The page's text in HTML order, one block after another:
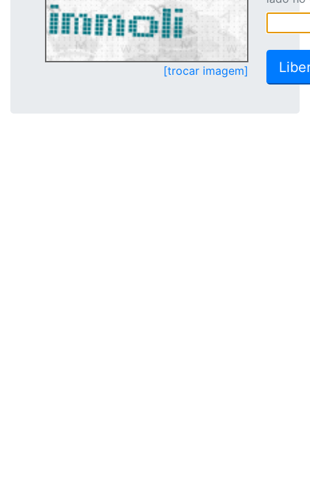
[trocar imagem]